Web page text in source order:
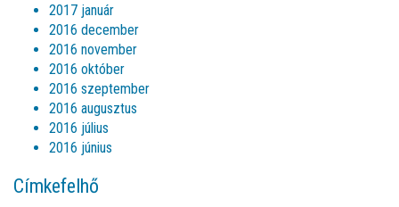
2017 január
2016 december
2016 november
2016 október
2016 szeptember
2016 augusztus
2016 július
2016 június
Címkefelhő